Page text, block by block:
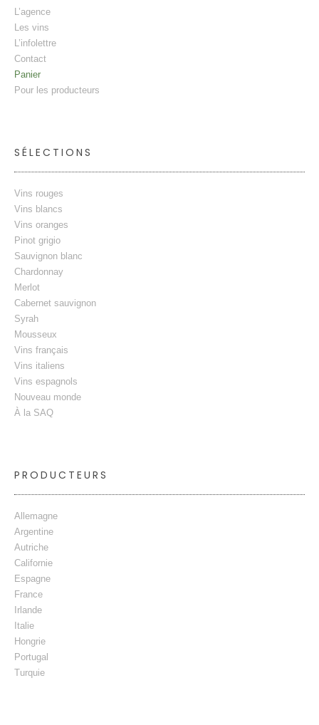
L’agence
Les vins
L’infolettre
Contact
Panier
Pour les producteurs
SÉLECTIONS
Vins rouges
Vins blancs
Vins oranges
Pinot grigio
Sauvignon blanc
Chardonnay
Merlot
Cabernet sauvignon
Syrah
Mousseux
Vins français
Vins italiens
Vins espagnols
Nouveau monde
À la SAQ
PRODUCTEURS
Allemagne
Argentine
Autriche
Californie
Espagne
France
Irlande
Italie
Hongrie
Portugal
Turquie